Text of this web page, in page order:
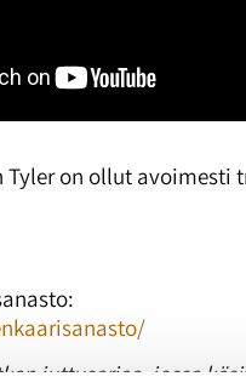
Tyler on ollut
juttusarjaa, jossa